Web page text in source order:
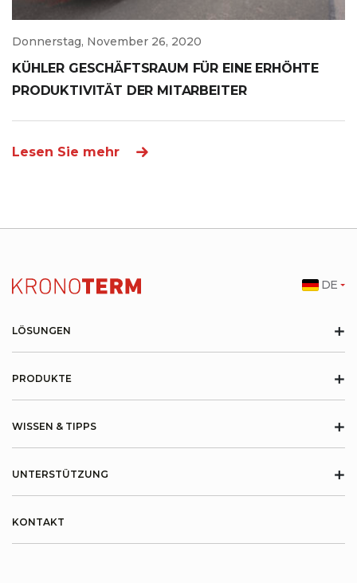
Donnerstag, November 26, 2020
KÜHLER GESCHÄFTSRAUM FÜR EINE ERHÖHTE
PRODUKTIVITÄT DER MITARBEITER
Lesen Sie mehr
LÖSUNGEN +
PRODUKTE +
WISSEN & TIPPS +
UNTERSTÜTZUNG +
KONTAKT
DE